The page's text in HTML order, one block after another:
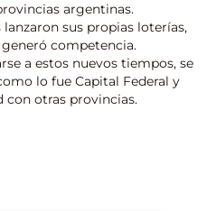
argentinas.
sus propias loterías,
competencia.
a estos nuevos tiempos, se
lo fue Capital Federal y
con otras provincias.